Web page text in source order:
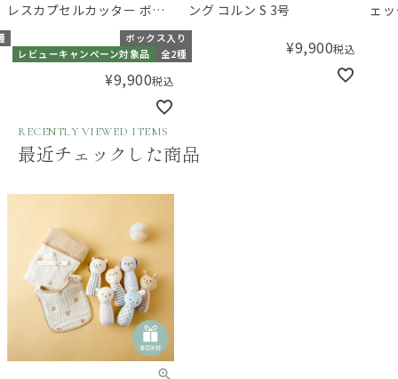
レスカプセルカッター ボン
ヌ
ボックス入り
レビューキャンペーン対象品
全2種
¥9,900税込
ング コルン S 3号
¥9,900税込
ェ
RECENTLY VIEWED ITEMS
最近チェックした商品